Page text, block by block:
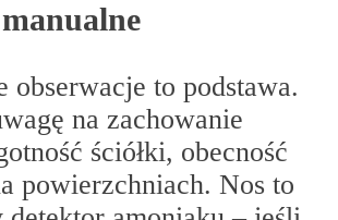
obserwacje to podstawa.
na zachowanie
ściółki, obecność
powierzchniach. Nos to